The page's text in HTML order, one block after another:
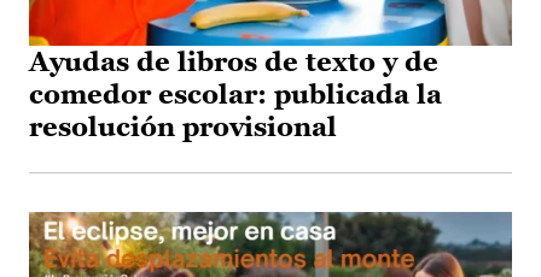
Ayudas de libros de texto y de
comedor escolar: publicada la
resolución provisional